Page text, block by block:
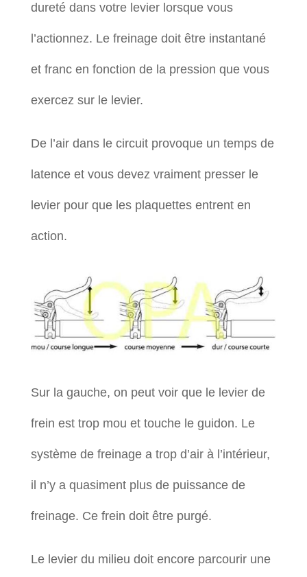
dureté dans votre levier lorsque vous
l’actionnez. Le freinage doit être instantané
et franc en fonction de la pression que vous
exercez sur le levier.
De l’air dans le circuit provoque un temps de
latence et vous devez vraiment presser le
levier pour que les plaquettes entrent en
action.
Sur la gauche, on peut voir que le levier de
frein est trop mou et touche le guidon. Le
système de freinage a trop d’air à l’intérieur,
il n’y a quasiment plus de puissance de
freinage. Ce frein doit être purgé.
Le levier du milieu doit encore parcourir une